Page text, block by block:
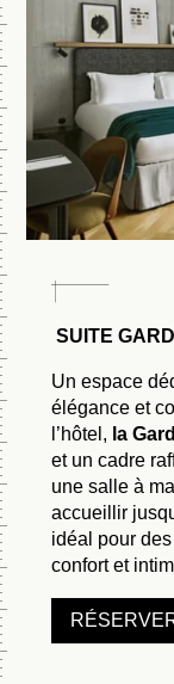
SUITE
Un espace
élégance et
l’hôtel, la
et un cadre
une salle à
accueillir
idéal pour
confort et
Pour réserver un
LA
LA
LA
LA